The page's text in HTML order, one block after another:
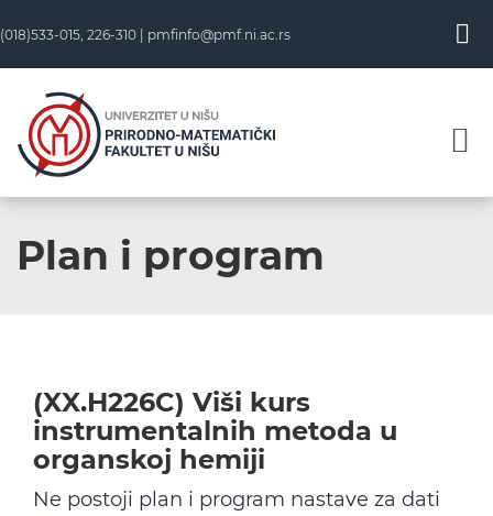
to
content
(018)533-015, 226-310 | pmfinfo@pmf.ni.ac.rs
Plan i program
(XX.H226C) Viši kurs
instrumentalnih metoda u
organskoj hemiji
Ne postoji plan i program nastave za dati